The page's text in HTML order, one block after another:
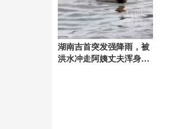
湖南吉首突发强降雨，被
洪水冲走阿姨丈夫浑身颤